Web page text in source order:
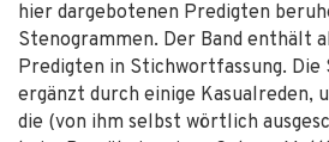
hier dargebotenen Predigten
Stenogrammen. Der Band enthält
Predigten in Stichwortfassung. Die
ergänzt durch einige Kasualreden,
die (von ihm selbst wörtlich